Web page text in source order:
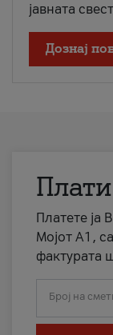
јавната
Дознај
Платете ја
Мојот А1,
фактурата
Број на